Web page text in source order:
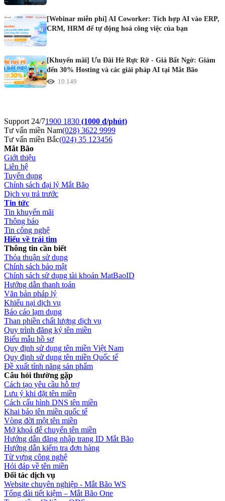
[Webinar miễn phí] AI Coworker: Tích hợp AI vào ERP,
CRM, HRM để tự động hoá công việc của bạn
[Khuyến mãi] Ưu Đãi Hè Rực Rỡ - Giá Bất Ngờ: Giảm
đến 30% Hosting và các giải pháp AI tại Mắt Bão
10.149
Support 24/71900 1830 (1000 đ/phút)
Tư vấn miền Nam(028) 3622 9999
Tư vấn miền Bắc(024) 35 123456
Mắt Bão
Giới thiệu
Liên hệ
Tuyển dụng
Chính sách đại lý Mắt Bão
Dịch vụ trả trước
Tin tức
Tin khuyến mãi
Thông báo
Tin công nghệ
Hiểu về trái tim
Thông tin cần biết
Thỏa thuận sử dụng
Chính sách bảo mật
Chính sách sử dụng tài khoản MatBaoID
Hướng dẫn thanh toán
Văn bản pháp lý
Khiếu nại dịch vụ
Báo cáo lạm dụng
Than phiền chất lượng dịch vụ
Quy trình đăng ký tên miền
Biểu mẫu hồ sơ
Quy định sử dụng tên miền Việt Nam
Quy định sử dụng tên miền Quốc tế
Đề xuất tính năng sản phẩm
Câu hỏi thường gặp
Cách tạo yêu cầu hỗ trợ
Lưu ý khi đặt tên miền
Cách cấu hình DNS tên miền
Khai báo tên miền quốc tế
Vòng đời một tên miền
Mở khoá để chuyển tên miền
Hướng dẫn đăng nhập trang ID Mắt Bão
Hướng dẫn kiểm tra đơn hàng
Từ vựng công nghệ
Hỏi đáp về tên miền
Đối tác dịch vụ
Website chuyên nghiệp - Mắt Bão WS
Tổng đài tiết kiệm – Mắt Bão One